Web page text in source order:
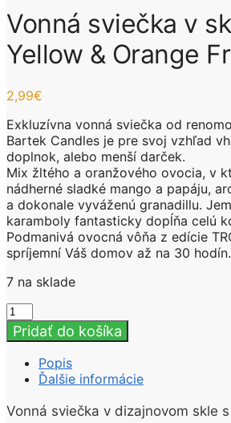
Vonná sviečka v
Yellow & Orange
2,99€
Exkluzívna vonná sviečka od
Bartek Candles je pre svoj vzhľad
doplnok, alebo menší darček.
Mix žltého a oranžového ovocia, v
nádherné sladké mango a papáju,
a dokonale vyváženú granadillu.
karamboly fantasticky dopĺňa celú
Podmanivá ovocná vôňa z edície
spríjemní Váš domov až na 30 hodín.
7 na sklade
množstvo
Vonná
sviečka
Mixed
Yellow
Pridať do košíka
Popis
Ďalšie informácie
Vonná sviečka v dizajnovom skle